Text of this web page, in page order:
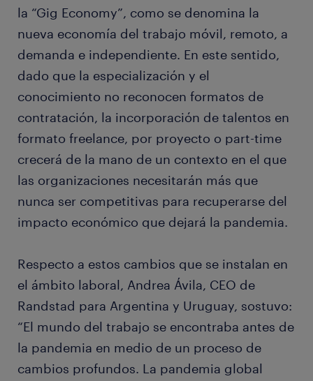
la “Gig Economy”, como se denomina la
nueva economía del trabajo móvil, remoto, a
demanda e independiente. En este sentido,
dado que la especialización y el
conocimiento no reconocen formatos de
contratación, la incorporación de talentos en
formato freelance, por proyecto o part-time
crecerá de la mano de un contexto en el que
las organizaciones necesitarán más que
nunca ser competitivas para recuperarse del
impacto económico que dejará la pandemia.
Respecto a estos cambios que se instalan en
el ámbito laboral, Andrea Ávila, CEO de
Randstad para Argentina y Uruguay, sostuvo:
“El mundo del trabajo se encontraba antes de
la pandemia en medio de un proceso de
cambios profundos. La pandemia global